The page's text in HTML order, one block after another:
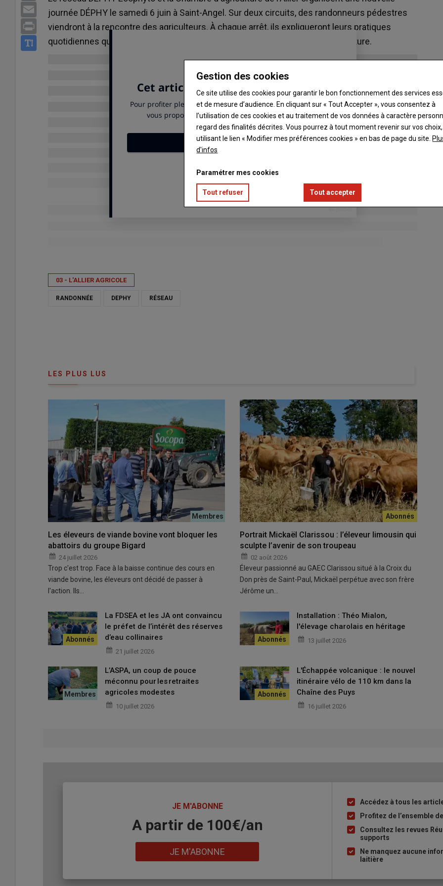
Email
Print
journée DÉPHY le samedi 6 juin à Saint-Angel. Sur deux circuits, des randonneurs pédestres
viendront à la rencontre des agriculteurs. À chaque arrêt, ils expliqueront leurs pratiques
quotidiennes qui permettent de préserver l'environnement et de protéger la nature.
Le départ de la randonnée de la journée DÉPHY 2026 se fera sur l'exploitation de Justin Labouesse.
© JL
Agriculture durable : Justin Labouesse veut montrer le vrai visage
de l’agriculture
charolaises sur un total de 450 hectares.
Il est aussi aux Jeunes Agriculteurs de l’Allier, canton Marcillat-Cérilly-Hérisson.
C’est la première fois qu’il participe à la
Faites-vous partie du réseau DÉPHY ? Que vous apporte-t-il ?
Par exemple : comment travailler lors d’années sèches pour garder la fraîcheur des sols. Cela paraît tout bête mais une
nouvelle idée peut permettre de mieux faire démarrer un semis.
Comment participerez-vous à cette journée ?
03 - L'ALLIER AGRICOLE
RANDONNÉE DEPHY RÉSEAU
LES PLUS LUS
Les éleveurs de viande bovine vont bloquer les
abattoirs du groupe Bigard
24 juillet 2026
Trop c'est trop. Face à la baisse continue des cours en
viande bovine, les éleveurs ont décidé de passer à
l'action. Ils…
Portrait Mickaël Clarissou : l’éleveur limousin qui
sculpte l’avenir de son troupeau
02 août 2026
Éleveur passionné au GAEC Clarissou situé à la Croix du
Don près de Saint-Paul, Mickaël perpétue avec son frère
Jérôme un…
La FDSEA et les JA ont convaincu
le préfet de l’intérêt des réserves
d’eau collinaires
21 juillet 2026
Installation : Théo Mialon,
l'élevage charolais en héritage
13 juillet 2026
L’ASPA, un coup de pouce
méconnu pour les retraites
agricoles modestes
10 juillet 2026
L'Échappée volcanique : le nouvel
itinéraire vélo de 110 km dans la
Chaîne des Puys
16 juillet 2026
JE M'ABONNE
A partir de 100€/an
JE M'ABONNE
Liste
à
puce
Accédez à tous les
Profitez de l’ensemble
Consultez les revues
supports
Ne manquez aucune
laitière
Gestion des cookies
Ce site utilise des cookies pour garantir le bon fonctionnement des services
et de mesure d’audience. En cliquant sur « Tout Accepter », vous consentez à
l’utilisation de ces cookies et au traitement de vos données à caractère
regard des finalités décrites. Vous pourrez à tout moment revenir sur vos
utilisant le lien « Modifier mes préférences cookies » en bas de page du site.
d'infos
Paramétrer mes cookies
Tout refuser Tout accepter